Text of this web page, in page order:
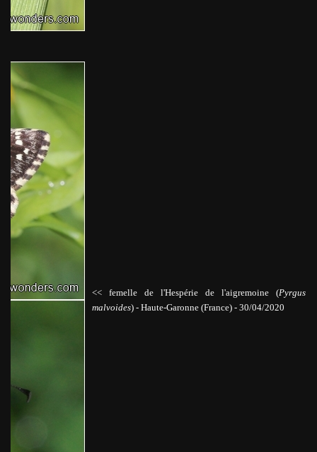
<< femelle de l'Hespérie de l'aigremoine (Pyrgus
malvoides) - Haute-Garonne (France) - 30/04/2020